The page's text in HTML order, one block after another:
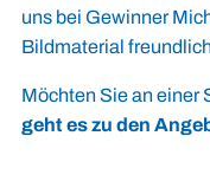
uns bei Gewinner
Bildmaterial
Möchten Sie an einer
geht es zu den